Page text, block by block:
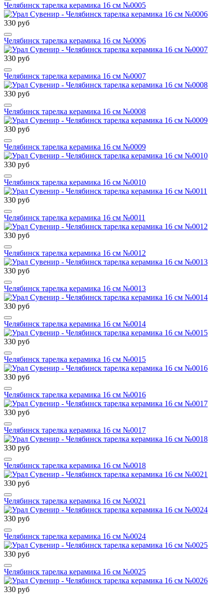
Челябинск тарелка керамика 16 см №0005
330 руб
Челябинск тарелка керамика 16 см №0006
330 руб
Челябинск тарелка керамика 16 см №0007
330 руб
Челябинск тарелка керамика 16 см №0008
330 руб
Челябинск тарелка керамика 16 см №0009
330 руб
Челябинск тарелка керамика 16 см №0010
330 руб
Челябинск тарелка керамика 16 см №0011
330 руб
Челябинск тарелка керамика 16 см №0012
330 руб
Челябинск тарелка керамика 16 см №0013
330 руб
Челябинск тарелка керамика 16 см №0014
330 руб
Челябинск тарелка керамика 16 см №0015
330 руб
Челябинск тарелка керамика 16 см №0016
330 руб
Челябинск тарелка керамика 16 см №0017
330 руб
Челябинск тарелка керамика 16 см №0018
330 руб
Челябинск тарелка керамика 16 см №0021
330 руб
Челябинск тарелка керамика 16 см №0024
330 руб
Челябинск тарелка керамика 16 см №0025
330 руб